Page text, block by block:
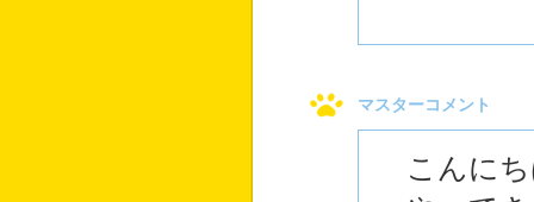
マスターコメント
こんにち